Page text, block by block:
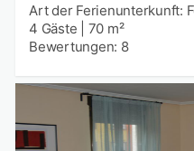
Art der Ferienunterkunft:
4 Gäste
70 m²
Bewertungen: 8